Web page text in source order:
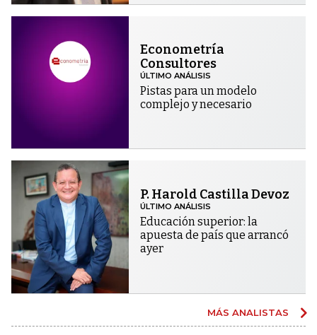
Econometría
Consultores
ÚLTIMO ANÁLISIS
Pistas para un modelo
complejo y necesario
P. Harold Castilla Devoz
ÚLTIMO ANÁLISIS
Educación superior: la
apuesta de país que arrancó
ayer
MÁS ANALISTAS